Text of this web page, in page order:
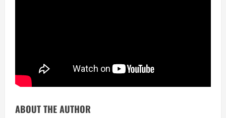
ABOUT THE AUTHOR